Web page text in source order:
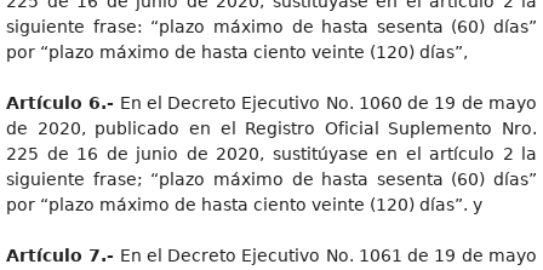
siguiente frase: “plazo máximo de hasta sesenta (60) días”
por “plazo máximo de hasta ciento veinte (120) días”,
Artículo 6.- En el Decreto Ejecutivo No. 1060 de 19 de mayo
de 2020, publicado en el Registro Oficial Suplemento Nro.
225 de 16 de junio de 2020, sustitúyase en el artículo 2 la
siguiente frase; “plazo máximo de hasta sesenta (60) días”
por “plazo máximo de hasta ciento veinte (120) días”. y
Artículo 7.- En el Decreto Ejecutivo No. 1061 de 19 de mayo